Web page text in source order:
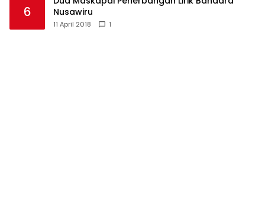
6
Nusawiru
11 April 2018 1